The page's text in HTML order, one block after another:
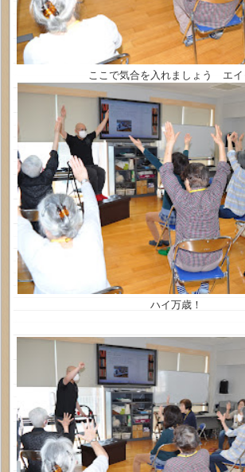
ここで気合を入れましょう エイ
ハイ万歳！